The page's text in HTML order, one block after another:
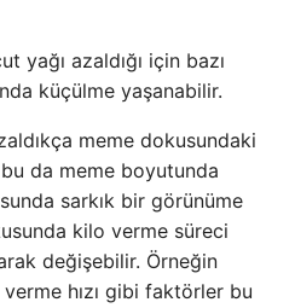
yağı azaldığı için bazı
küçülme yaşanabilir.
meme dokusundaki
da meme boyutunda
sarkık bir görünüme
kilo verme süreci
değişebilir. Örneğin
hızı gibi faktörler bu